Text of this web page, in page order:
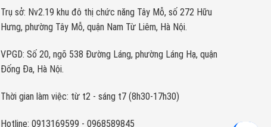
Trụ sở: Nv2.19 khu đô thị chức năng Tây Mỗ, số 272 Hữu
Hưng, phường Tây Mỗ, quận Nam Từ Liêm, Hà Nội.
VPGD: Số 20, ngõ 538 Đường Láng, phường Láng Hạ, quận
Đống Đa, Hà Nội.
Thời gian làm việc: từ t2 - sáng t7 (8h30-17h30)
Hotline: 0913169599 - 0968589845